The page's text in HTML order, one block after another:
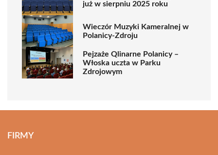
już w sierpniu 2025 roku
Wieczór Muzyki Kameralnej w
Polanicy-Zdroju
Pejzaże Qlinarne Polanicy –
Włoska uczta w Parku
Zdrojowym
FIRMY